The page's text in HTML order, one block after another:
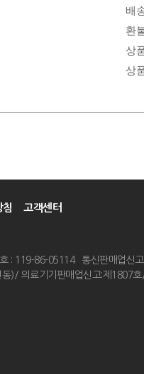
배
환
상
상
침 고객센터
: 119-86-05114
통신판매업신
)/ 의료기기판매업신고:제1807